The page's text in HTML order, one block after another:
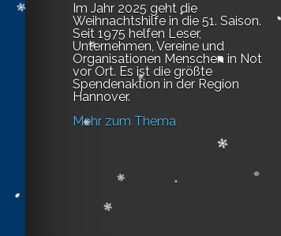
Im Jahr 2025 geht die
Weihnachtshilfe in die 51. Saison.
Seit 1975 helfen Leser,
Unternehmen, Vereine und
Organisationen Menschen in Not
vor Ort. Es ist die größte
Spendenaktion in der Region
Hannover.
Mehr zum Thema